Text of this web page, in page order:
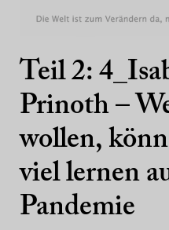
Teil 2:
Prinoth –
wollen,
viel lernen
Pandemie